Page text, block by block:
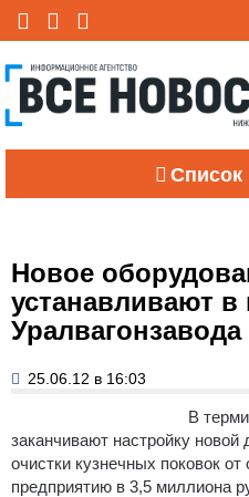
Список
Новое
устанавливают в
Уралвагонзавода
25.06.12 в 16:03
В
заканчивают настройку
очистки кузнечных поковок от
предприятию в 3,5 миллиона